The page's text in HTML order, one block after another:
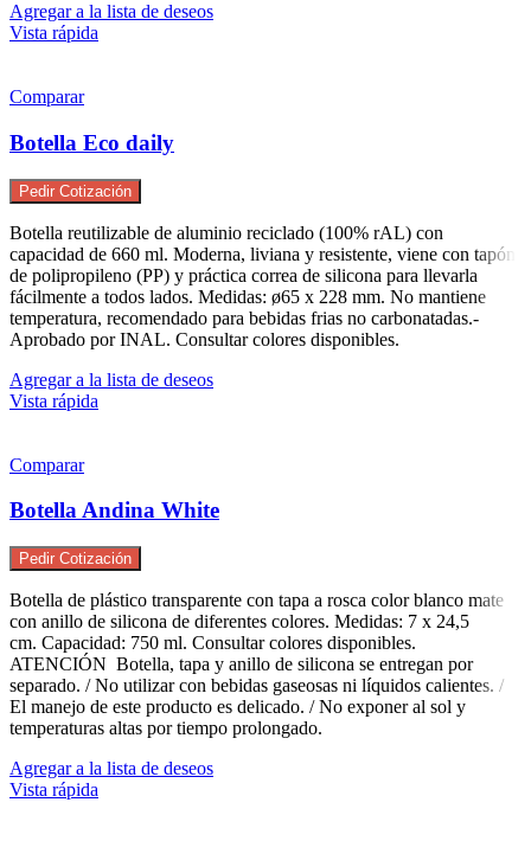
Agregar a la lista de deseos
Vista rápida
Comparar
Botella Eco daily
Pedir Cotización
Botella reutilizable de aluminio reciclado (100% rAL) con
capacidad de 660 ml. Moderna, liviana y resistente, viene con tapón
de polipropileno (PP) y práctica correa de silicona para llevarla
fácilmente a todos lados. Medidas: ø65 x 228 mm. No mantiene
temperatura, recomendado para bebidas frias no carbonatadas.-
Aprobado por INAL. Consultar colores disponibles.
Agregar a la lista de deseos
Vista rápida
Comparar
Botella Andina White
Pedir Cotización
Botella de plástico transparente con tapa a rosca color blanco mate
con anillo de silicona de diferentes colores. Medidas: 7 x 24,5
cm. Capacidad: 750 ml. Consultar colores disponibles.
ATENCIÓN Botella, tapa y anillo de silicona se entregan por
separado. / No utilizar con bebidas gaseosas ni líquidos calientes. /
El manejo de este producto es delicado. / No exponer al sol y
temperaturas altas por tiempo prolongado.
Agregar a la lista de deseos
Vista rápida